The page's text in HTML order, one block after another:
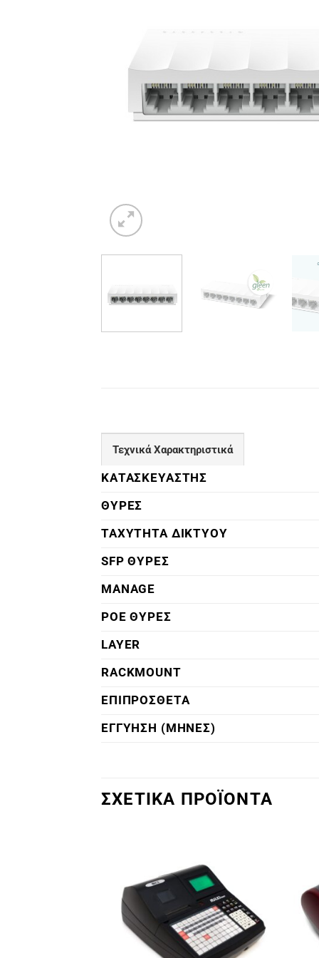
Τεχνικά Χαρακτηριστικά
ΚΑΤΑΣΚΕΥΑΣΤΗΣ
ΘΥΡΕΣ
ΤΑΧΥΤΗΤΑ ΔΙΚΤΥΟΥ
SFP ΘΥΡΕΣ
MANAGE
POE ΘΥΡΕΣ
LAYER
RACKMOUNT
ΕΠΙΠΡΟΣΘΕΤΑ
ΕΓΓΥΗΣΗ (ΜΗΝΕΣ)
ΣΧΕΤΙΚΑ ΠΡΟΪΟΝΤΑ
στην λίστα
επιθυμιών